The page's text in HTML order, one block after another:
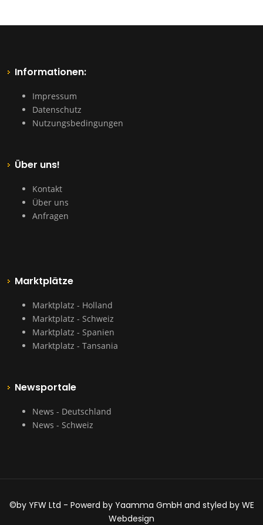
Informationen:
Impressum
Datenschutz
Nutzungsbedingungen
Über uns!
Kontakt
Über uns
Anfragen
Marktplätze
Marktplatz - Holland
Marktplatz - Schweiz
Marktplatz - Spanien
Marktplatz - Tansania
Newsportale
News - Deutschland
News - Schweiz
©by YFW Ltd - Powerd by Yaamma GmbH and styled by WE
Webdesign